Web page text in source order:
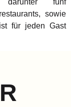
sowie
für jeden Gast